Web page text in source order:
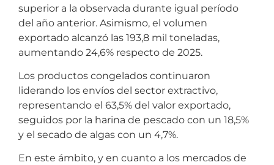
superior a la observada durante igual período
del año anterior. Asimismo, el volumen
exportado alcanzó las 193,8 mil toneladas,
aumentando 24,6% respecto de 2025.
Los productos congelados continuaron
liderando los envíos del sector extractivo,
representando el 63,5% del valor exportado,
seguidos por la harina de pescado con un 18,5%
y el secado de algas con un 4,7%.
En este ámbito, y en cuanto a los mercados de